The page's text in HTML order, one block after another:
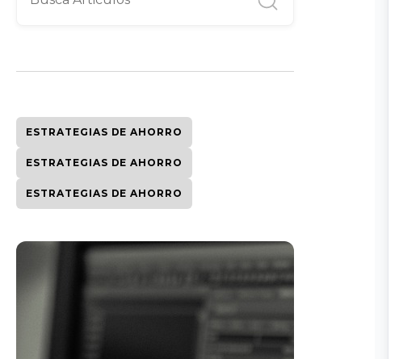
ESTRATEGIAS DE AHORRO
ESTRATEGIAS DE AHORRO
ESTRATEGIAS DE AHORRO